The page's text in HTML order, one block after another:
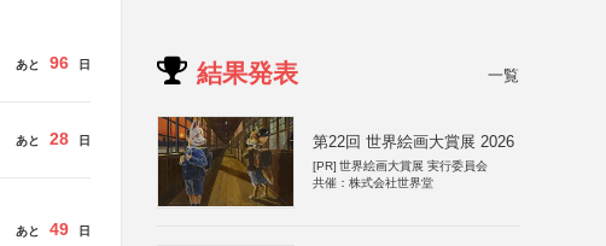
あと 96 日
あと 28 日
あと 49 日
結果発表 一覧
第22回 世界絵画大賞展 2026
[PR] 世界絵画大賞展 実行委員会
共催：株式会社世界堂